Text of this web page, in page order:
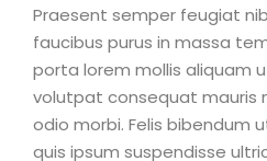
Praesent semper feugiat
faucibus purus in massa
porta lorem mollis aliquam
volutpat consequat mauris
odio morbi. Felis bibendum
quis ipsum suspendisse